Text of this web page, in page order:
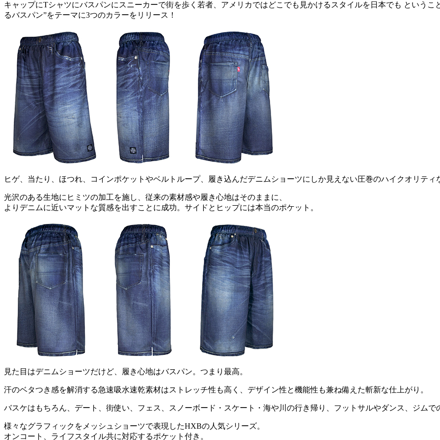
キャップにTシャツにバスパンにスニーカーで街を歩く若者、アメリカではどこでも見かけるスタイルを日本でも という
るバスパン”をテーマに3つのカラーをリリース！
ヒゲ、当たり、ほつれ、コインポケットやベルトループ、履き込んだデニムショーツにしか見えない圧巻のハイクオリティ
光沢のある生地にヒミツの加工を施し、従来の素材感や履き心地はそのままに、
よりデニムに近いマットな質感を出すことに成功。サイドとヒップには本当のポケット。
見た目はデニムショーツだけど、履き心地はバスパン。つまり最高。
汗のベタつき感を解消する急速吸水速乾素材はストレッチ性も高く、デザイン性と機能性も兼ね備えた斬新な仕上がり。
バスケはもちろん、デート、街使い、フェス、スノーボード・スケート・海や川の行き帰り、フットサルやダンス、ジムで
様々なグラフィックをメッシュショーツで表現したHXBの人気シリーズ。
オンコート、ライフスタイル共に対応するポケット付き。